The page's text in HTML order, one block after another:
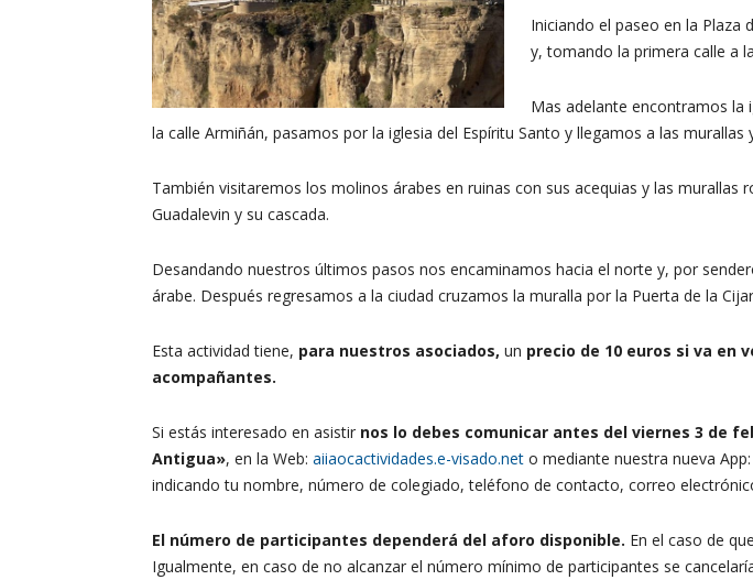
Iniciando el paseo en la Plaza
y, tomando la primera calle a
Mas adelante encontramos la
la calle Armiñán, pasamos por la iglesia del Espíritu Santo y llegamos a las murallas
También visitaremos los molinos árabes en ruinas con sus acequias y las
Guadalevin y su cascada.
Desandando nuestros últimos pasos nos encaminamos hacia el norte y, por
árabe. Después regresamos a la ciudad cruzamos la muralla por la Puerta de la
Esta actividad tiene, para nuestros asociados, un precio de 10 euros si va en
acompañantes.
Si estás interesado en asistir nos lo debes comunicar antes del viernes 3 de
Antigua», en la Web: aiiaocactividades.e-visado.net o mediante nuestra nueva
indicando tu nombre, número de colegiado, teléfono de contacto, correo
El número de participantes dependerá del aforo disponible. En el caso de
Igualmente, en caso de no alcanzar el número mínimo de participantes se